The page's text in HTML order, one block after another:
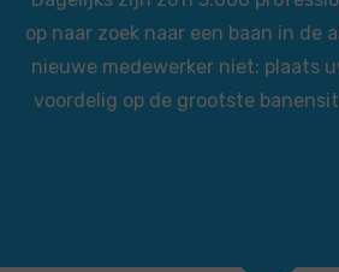
op naar zoek naar een baan in de
nieuwe medewerker niet: plaats
voordelig op de grootste